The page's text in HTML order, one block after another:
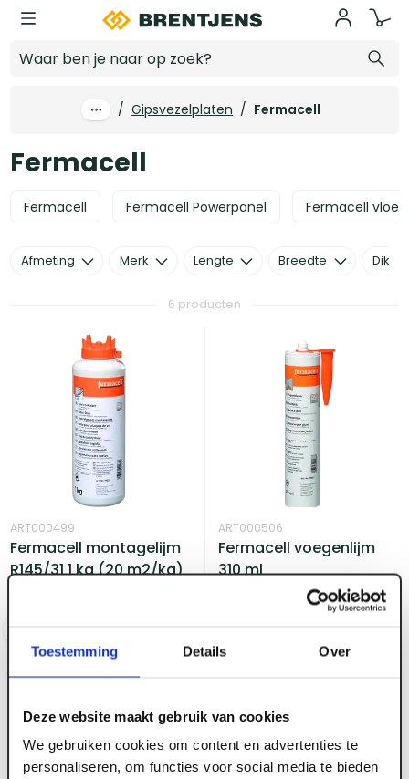
Toestemming Details Over
Deze website maakt gebruik van cookies
We gebruiken cookies om content en advertenties te
personaliseren, om functies voor social media te bieden
Ga naar hoofdinhoud
/ Gipsvezelplaten / Fermacell
Fermacell
Fermacell Fermacell Powerpanel Fermacell
6 producten
ART000499
Fermacell montagelijm
R145/31 1 kg (20 m2/kg)
ART000506
Fermacell voegenlijm
310 ml
+
Afmeting Merk Lengte Breedte Dikte